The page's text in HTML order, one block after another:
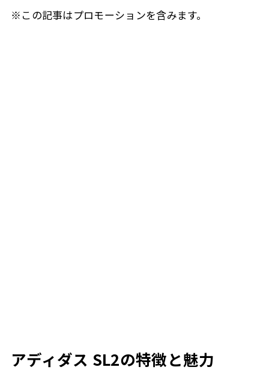
※この記事はプロモーションを含みます。
アディダス SL2の特徴と魅力